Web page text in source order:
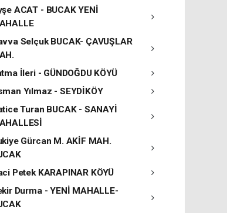
ACAT - BUCAK YENİ
Selçuk BUCAK- ÇAVUŞLAR
İleri - GÜNDOĞDU KÖYÜ
Yılmaz - SEYDİKÖY
Turan BUCAK - SANAYİ
Gürcan M. AKİF MAH.
Petek KARAPINAR KÖYÜ
Durma - YENİ MAHALLE-